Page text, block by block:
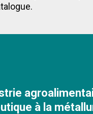
à la